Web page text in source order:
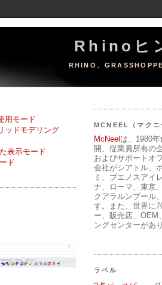
Rhinoヒ
RHINO、
用モード
ッドモデリング
表示モード
ド
MCNEEL（マクニ
McNeel は、1980
開、従業員所有の
およびサポートオ
会社がシアトル、
ミ、ブエノスアイ
ナ、ローマ、東京
クアラルンプール
す。また、世界に
ー、販売店、OEM
ングセンターがあ
ラベル